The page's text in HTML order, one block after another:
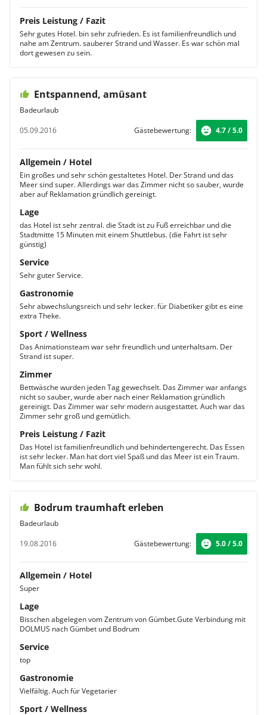
Preis Leistung / Fazit
Sehr gutes Hotel. bin sehr zufrieden. Es ist familienfreundlich und
nahe am Zentrum. sauberer Strand und Wasser. Es war schön mal
dort gewesen zu sein.
Entspannend, amüsant
Badeurlaub
05.09.2016
Gästebewertung: 4.7 / 5.0
Allgemein / Hotel
Ein großes und sehr schön gestaltetes Hotel. Der Strand und das
Meer sind super. Allerdings war das Zimmer nicht so sauber, wurde
aber auf Reklamation gründlich gereinigt.
Lage
das Hotel ist sehr zentral. die Stadt ist zu Fuß erreichbar und die
Stadtmitte 15 Minuten mit einem Shuttlebus. (die Fahrt ist sehr
günstig)
Service
Sehr guter Service.
Gastronomie
Sehr abwechslungsreich und sehr lecker. für Diabetiker gibt es eine
extra Theke.
Sport / Wellness
Das Animationsteam war sehr freundlich und unterhaltsam. Der
Strand ist super.
Zimmer
Bettwäsche wurden jeden Tag gewechselt. Das Zimmer war anfangs
nicht so sauber, wurde aber nach einer Reklamation gründlich
gereinigt. Das Zimmer war sehr modern ausgestattet. Auch war das
Zimmer sehr groß und gemütlich.
Preis Leistung / Fazit
Das Hotel ist familienfreundlich und behindertengerecht. Das Essen
ist sehr lecker. Man hat dort viel Spaß und das Meer ist ein Traum.
Man fühlt sich sehr wohl.
Bodrum traumhaft erleben
Badeurlaub
19.08.2016
Gästebewertung: 5.0 / 5.0
Allgemein / Hotel
Super
Lage
Bisschen abgelegen vom Zentrum von Gümbet.Gute Verbindung mit
DOLMUS nach Gümbet und Bodrum
Service
top
Gastronomie
Vielfältig. Auch für Vegetarier
Sport / Wellness